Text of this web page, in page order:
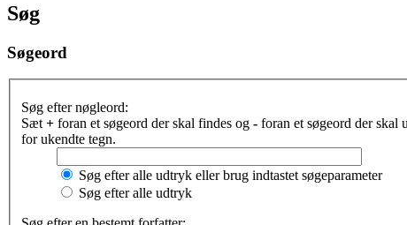
Søg
Søgeord
Søg efter nøgleord:
Sæt + foran et søgeord der skal findes og - foran et søgeord der skal
for ukendte tegn.
Søg efter alle udtryk eller brug indtastet søgeparameter
Søg efter alle udtryk